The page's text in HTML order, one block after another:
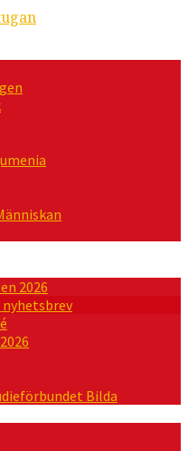
2026
Bilda